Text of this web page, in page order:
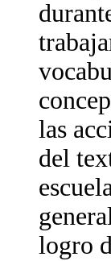
las
del
logro